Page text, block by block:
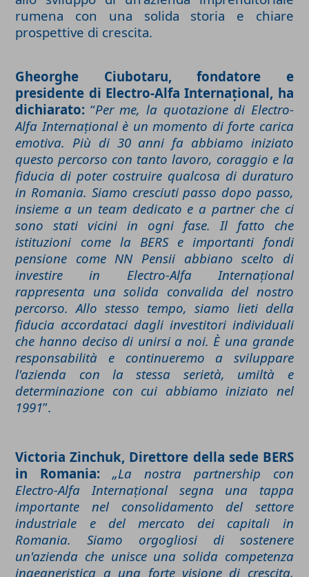
rumena con una solida storia e chiare
prospettive di crescita.
Gheorghe Ciubotaru, fondatore e
presidente di Electro-Alfa Internațional, ha
dichiarato: “Per me, la quotazione di Electro-
Alfa Internațional è un momento di forte carica
emotiva. Più di 30 anni fa abbiamo iniziato
questo percorso con tanto lavoro, coraggio e la
fiducia di poter costruire qualcosa di duraturo
in Romania. Siamo cresciuti passo dopo passo,
insieme a un team dedicato e a partner che ci
sono stati vicini in ogni fase. Il fatto che
istituzioni come la BERS e importanti fondi
pensione come NN Pensii abbiano scelto di
investire in Electro-Alfa Internațional
rappresenta una solida convalida del nostro
percorso. Allo stesso tempo, siamo lieti della
fiducia accordataci dagli investitori individuali
che hanno deciso di unirsi a noi. È una grande
responsabilità e continueremo a sviluppare
l'azienda con la stessa serietà, umiltà e
determinazione con cui abbiamo iniziato nel
1991”.
Victoria Zinchuk, Direttore della sede BERS
in Romania:
„La nostra partnership con
Electro-Alfa Internațional segna una tappa
importante nel consolidamento del settore
industriale e del mercato dei capitali in
Romania. Siamo orgogliosi di sostenere
un'azienda che unisce una solida competenza
ingegneristica a una forte visione di crescita,